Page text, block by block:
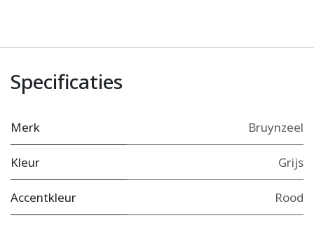
Specificaties
Merk Bruynzeel
Kleur Grijs
Accentkleur Rood